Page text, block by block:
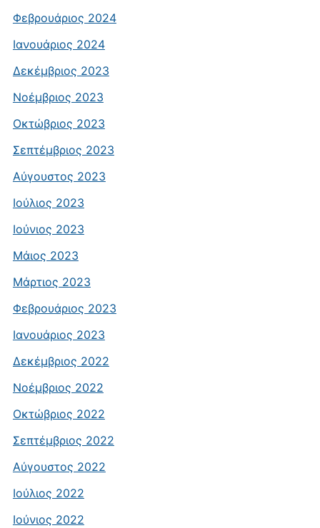
Φεβρουάριος 2024
Ιανουάριος 2024
Δεκέμβριος 2023
Νοέμβριος 2023
Οκτώβριος 2023
Σεπτέμβριος 2023
Αύγουστος 2023
Ιούλιος 2023
Ιούνιος 2023
Μάιος 2023
Μάρτιος 2023
Φεβρουάριος 2023
Ιανουάριος 2023
Δεκέμβριος 2022
Νοέμβριος 2022
Οκτώβριος 2022
Σεπτέμβριος 2022
Αύγουστος 2022
Ιούλιος 2022
Ιούνιος 2022